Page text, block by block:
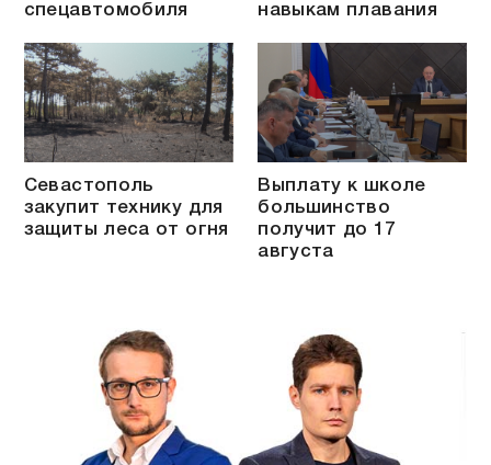
спецавтомобиля навыкам плавания
Севастополь
закупит технику для
защиты леса от огня
Выплату к школе
большинство
получит до 17
августа